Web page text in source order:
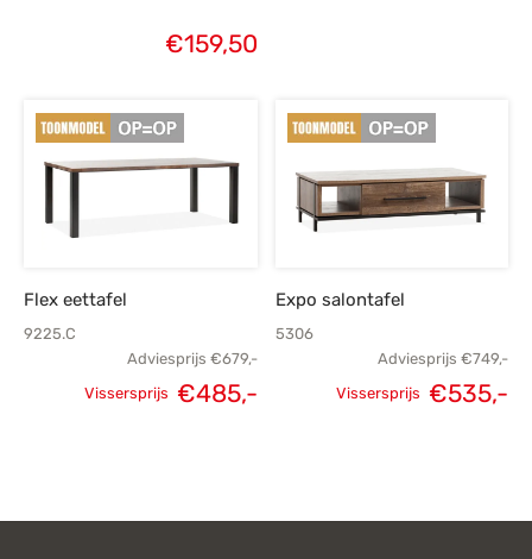
€159,50
Flex eettafel
9225.C
Adviesprijs €679,-
Vissersprijs €485,-
Expo salontafel
5306
Adviesprijs €749,-
Vissersprijs €535,-